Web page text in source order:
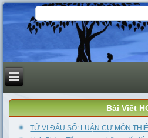
Bài Viết
TỬ VI ĐẨU SỐ: LUẬN CỰ MÔN